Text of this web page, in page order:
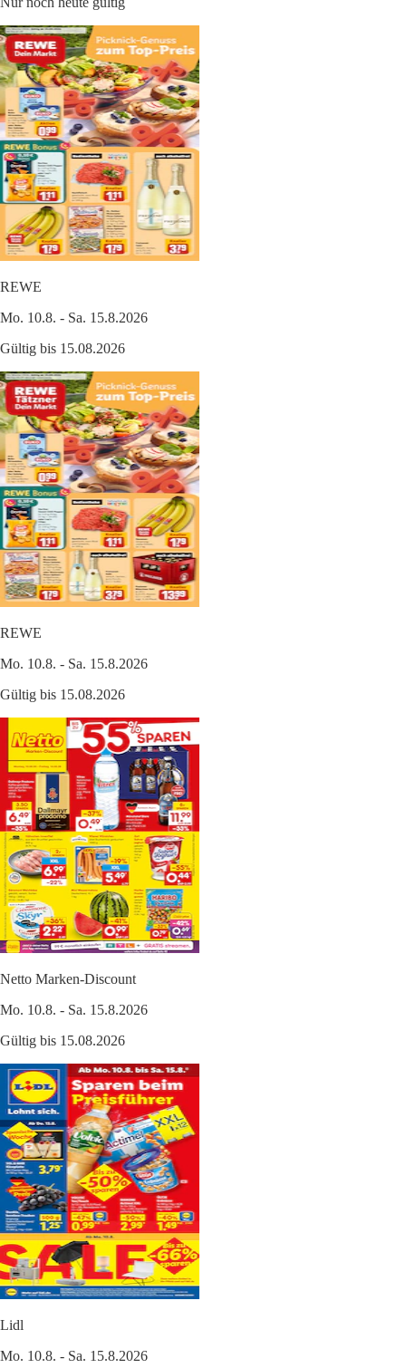
REWE
Mo. 10.8. - Sa. 15.8.2026
Gültig bis 15.08.2026
REWE
Mo. 10.8. - Sa. 15.8.2026
Gültig bis 15.08.2026
Netto Marken-Discount
Mo. 10.8. - Sa. 15.8.2026
Gültig bis 15.08.2026
Lidl
Mo. 10.8. - Sa. 15.8.2026